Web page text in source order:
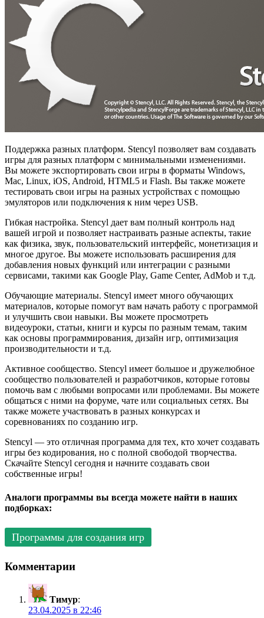
Поддержка разных платформ. Stencyl позволяет вам создавать
игры для разных платформ с минимальными изменениями.
Вы можете экспортировать свои игры в форматы Windows,
Mac, Linux, iOS, Android, HTML5 и Flash. Вы также можете
тестировать свои игры на разных устройствах с помощью
эмуляторов или подключения к ним через USB.
Гибкая настройка. Stencyl дает вам полный контроль над
вашей игрой и позволяет настраивать разные аспекты, такие
как физика, звук, пользовательский интерфейс, монетизация и
многое другое. Вы можете использовать расширения для
добавления новых функций или интеграции с разными
сервисами, такими как Google Play, Game Center, AdMob и т.д.
Обучающие материалы. Stencyl имеет много обучающих
материалов, которые помогут вам начать работу с программой
и улучшить свои навыки. Вы можете просмотреть
видеоуроки, статьи, книги и курсы по разным темам, таким
как основы программирования, дизайн игр, оптимизация
производительности и т.д.
Активное сообщество. Stencyl имеет большое и дружелюбное
сообщество пользователей и разработчиков, которые готовы
помочь вам с любыми вопросами или проблемами. Вы можете
общаться с ними на форуме, чате или социальных сетях. Вы
также можете участвовать в разных конкурсах и
соревнованиях по созданию игр.
Stencyl — это отличная программа для тех, кто хочет создавать
игры без кодирования, но с полной свободой творчества.
Скачайте Stencyl сегодня и начните создавать свои
собственные игры!
Аналоги программы вы всегда можете найти в наших
подборках:
Программы для создания игр
Комментарии
Тимур:
23.04.2025 в 22:46